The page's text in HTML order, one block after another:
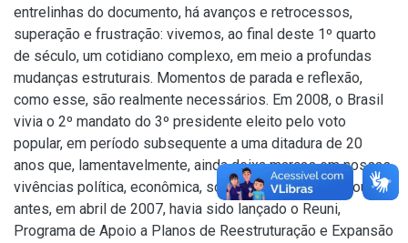
entrelinhas do documento, há avanços e retrocessos,
superação e frustração: vivemos, ao final deste 1º quarto
de século, um cotidiano complexo, em meio a profundas
mudanças estruturais. Momentos de parada e reflexão,
como esse, são realmente necessários. Em 2008, o Brasil
vivia o 2º mandato do 3º presidente eleito pelo voto
popular, em período subsequente a uma ditadura de 20
anos que, lamentavelmente, ainda deixa marcas em nossas
vivências política, econômica, social e institucional. Pouco
antes, em abril de 2007, havia sido lançado o Reuni,
Programa de Apoio a Planos de Reestruturação e Expansão